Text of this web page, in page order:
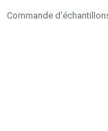
Commande